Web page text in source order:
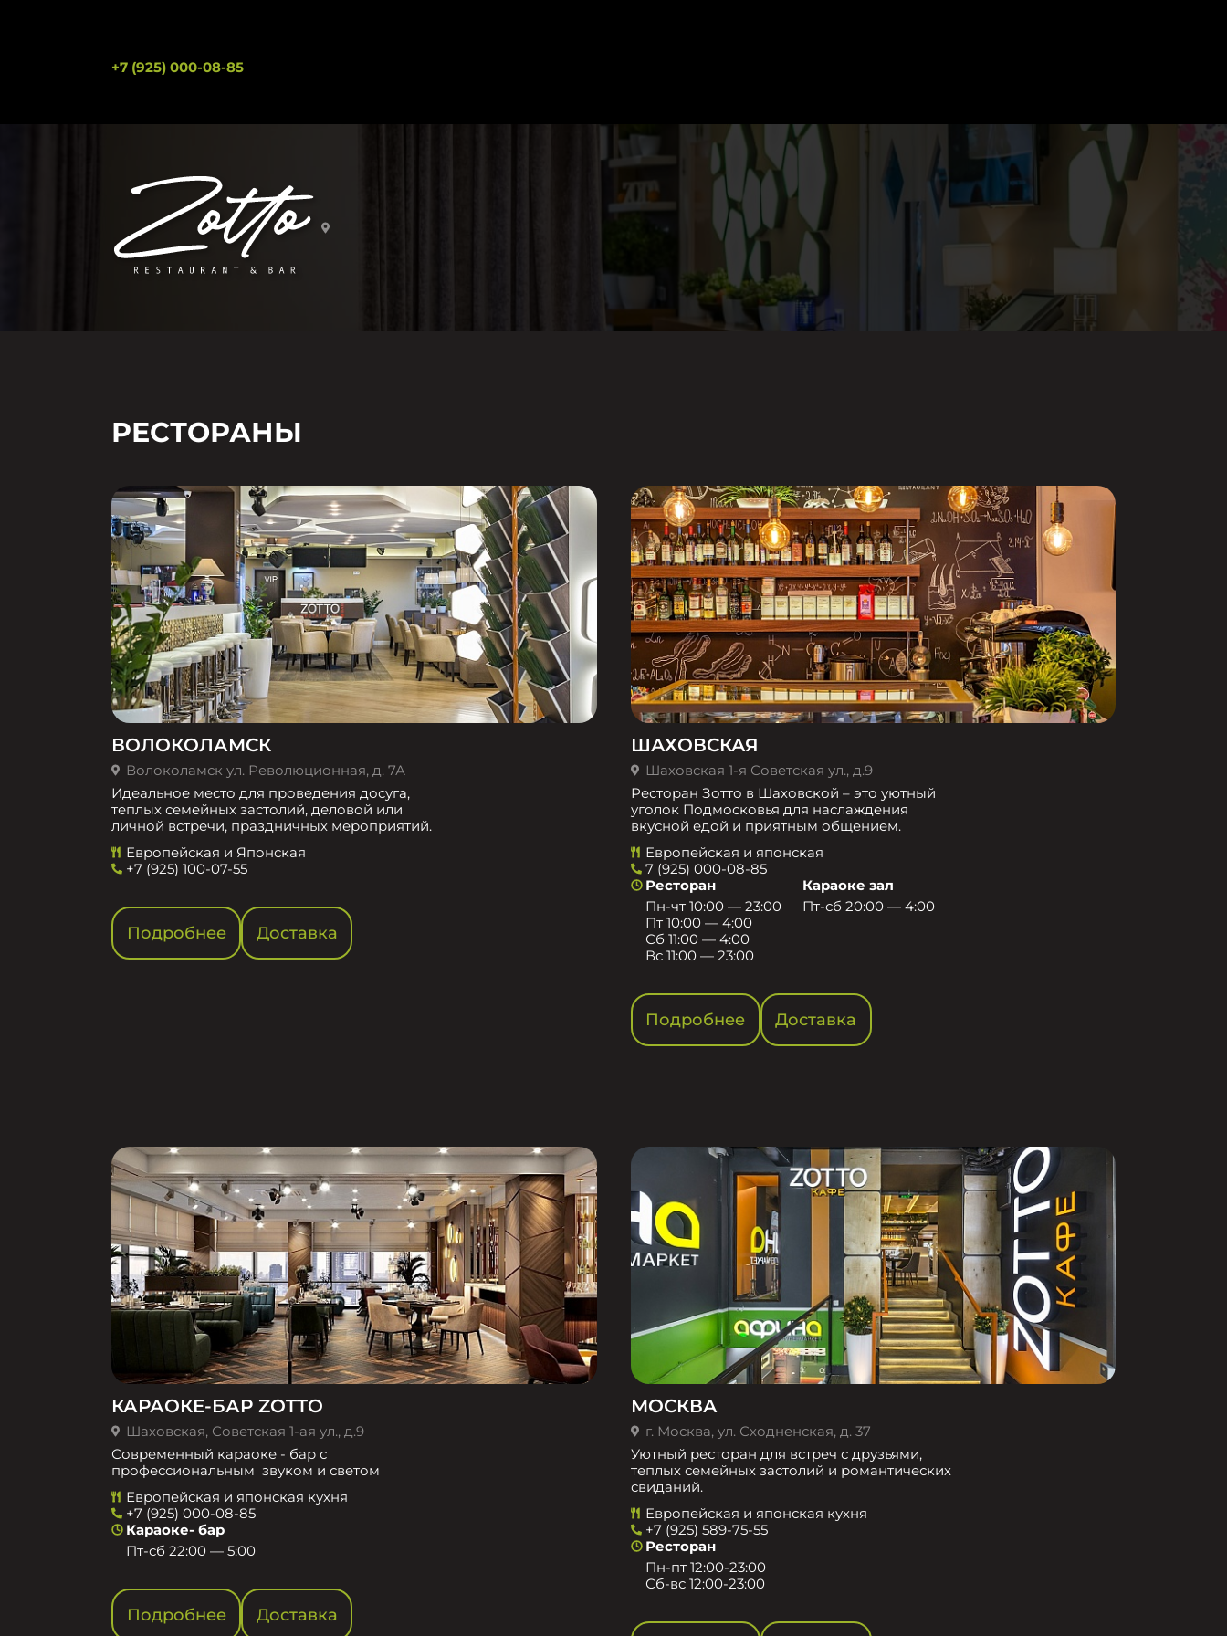
+7 (925) 000-08-85
РЕСТОРАНЫ
ВОЛОКОЛАМСК
Волоколамск ул. Революционная, д. 7А
Идеальное место для проведения досуга,
теплых семейных застолий, деловой или
личной встречи, праздничных мероприятий.
Европейская и Японская
+7 (925) 100-07-55
Подробнее Доставка
ШАХОВСКАЯ
Шаховская 1-я Советская ул., д.9
Ресторан Зотто в Шаховской – это уютный
уголок Подмосковья для наслаждения
вкусной едой и приятным общением.​
Европейская и японская
7 (925) 000-08-85
Ресторан
Пн-чт 10:00 — 23:00
Пт 10:00 — 4:00
Сб 11:00 — 4:00
Вс 11:00 — 23:00
Караоке зал
Пт-сб 20:00 — 4:00
Подробнее Доставка
КАРАОКЕ-БАР ZOTTO
Шаховская, Советская 1-ая ул., д.9
Современный караоке - бар с
профессиональным звуком и светом
Европейская и японская кухня
+7 (925) 000-08-85
Караоке- бар
Пт-сб 22:00 — 5:00
Подробнее Доставка
МОСКВА
г. Москва, ул. Сходненская, д. 37
Уютный ресторан для встреч с друзьями,
теплых семейных застолий и романтических
свиданий.
Европейская и японская кухня
+7 (925) 589-75-55
Ресторан
Пн-пт 12:00-23:00
Сб-вс 12:00-23:00